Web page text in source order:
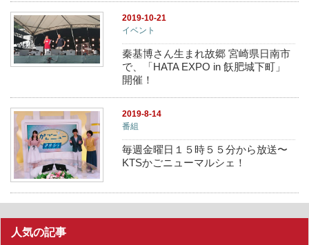
2019-10-21
イベント
秦基博さん生まれ故郷 宮崎県日南市
で、「HATA EXPO in 飫肥城下町」
開催！
2019-8-14
番組
毎週金曜日１５時５５分から放送〜
KTSかごニューマルシェ！
人気の記事